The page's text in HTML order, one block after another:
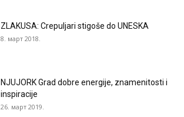
ZLAKUSA: Crepuljari stigoše do UNESKA
8. март 2018.
NJUJORK Grad dobre energije, znamenitosti i
inspiracije
26. март 2019.